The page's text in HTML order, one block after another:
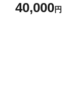
40,000円